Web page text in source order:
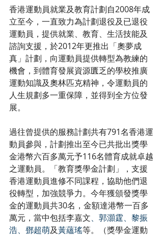
香港運動員就業及教育計劃自2008年成
立至今，一直致力為計劃退役及已退役
運動員，提供就業、教育、生活技能及
諮詢支援，於2012年更推出「奧夢成
真」計劃，向運動員提供轉型為教練的
機會，到體育發展資源匱乏的學校推廣
運動知識及奧林匹克精神，令運動員的
人生規劃多一重保障，並得到全方位發
展。
過往曾提供的服務計劃共有791名香港運
動員參與，計劃推出至今已共批出獎學
金港幣六百多萬元予116名體育成就卓越
之運動員。「教育獎學金計劃」，支援
香港運動員進修不同課程，協助他們退
役轉型，加強競爭力。今年獲頒發獎學
金的運動員共30名，金額達港幣一百多
萬元，當中包括李嘉文、郭灝霆、黎振
浩、鄧超萌及黃蘊瑤等。（獎學金運動